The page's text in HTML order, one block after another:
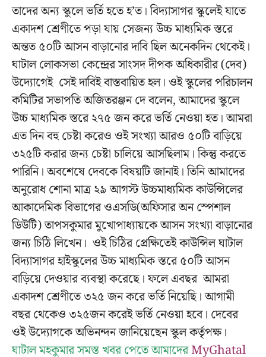
তাদের অন্য স্কুলে ভর্তি হতে হ’ত। বিদ্যাসাগর স্কুলেই যাতে
একাদশ শ্রেণীতে পড়া যায় সেজন্য উচ্চ মাধ্যমিক স্তরে
অন্তত ৫০টি আসন বাড়ানোর দাবি ছিল অনেকদিন থেকেই।
ঘাটাল লোকসভা কেন্দ্রের সাংসদ দীপক অধিকারীর (দেব)
উদ্যোগেই সেই দাবিই বাস্তবায়িত হল। ওই স্কুলের পরিচালন
কমিটির সভাপতি অজিতরঞ্জন দে বলেন, আমাদের স্কুলে
উচ্চ মাধ্যমিক স্তরে ২৭৫ জন করে ভর্তি নেওয়া হত। আমরা
এত দিন বহু চেষ্টা করেও ওই সংখ্যা আরও ৫০টি বাড়িয়ে
৩২৫টি করার জন্য চেষ্টা চালিয়ে আসছিলাম। কিন্তু করতে
পারিনি। অবশেষে দেবকে বিষয়টি জানাই। তিনি আমাদের
অনুরোধ শোনা মাত্র ২৯ আগস্ট উচ্চমাধ্যমিক কাউন্সিলের
আকাদেমিক বিভাগের ওএসডি(অফিসার অন স্পেশাল
ডিউটি) তাপসকুমার মুখোপাধ্যায়কে আসন সংখ্যা বাড়ানোর
জন্য চিঠি লিখেন। ওই চিঠির প্রেক্ষিতেই কাউন্সিল ঘাটাল
বিদ্যাসাগর হাইস্কুলের উচ্চ মাধ্যমিক স্তরে ৫০টি আসন
বাড়িয়ে দেওয়ার ব্যবস্থা করেছে। ফলে এবছর আমরা
একাদশ শ্রেণীতে ৩২৫ জন করে ভর্তি নিয়েছি। আগামী
বছর থেকেও ৩২৫জন করেই ভর্তি নেওয়া হবে। দেবের
ওই উদ্যোগকে অভিনন্দন জানিয়েছেন স্কুল কর্তৃপক্ষ।
ঘাটাল মহকুমার সমস্ত খবর পেতে আমাদেরMyGhatal